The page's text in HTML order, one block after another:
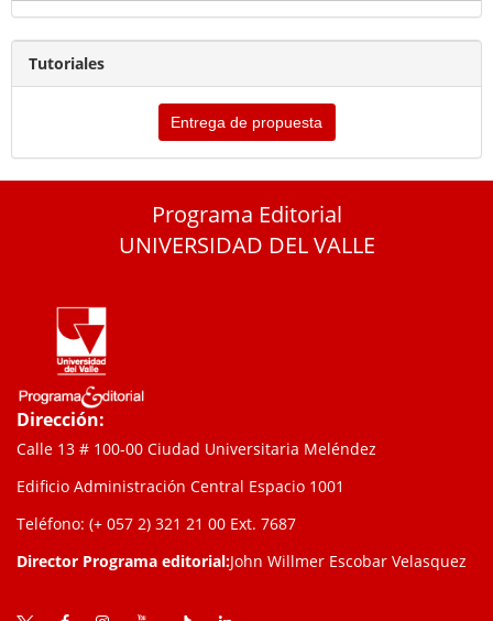
Tutoriales
Entrega de propuesta
Programa Editorial
UNIVERSIDAD DEL VALLE
Dirección:
Calle 13 # 100-00 Ciudad Universitaria Meléndez
Edificio Administración Central Espacio 1001
Teléfono: (+ 057 2) 321 21 00 Ext. 7687
Director Programa editorial:John Willmer Escobar Velasquez